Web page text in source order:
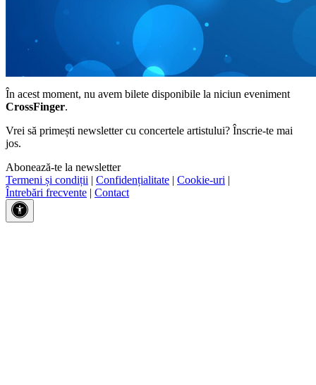
În acest moment, nu avem bilete disponibile la niciun eveniment
CrossFinger.
Vrei să primești newsletter cu concertele artistului? Înscrie-te mai
jos.
Abonează-te la newsletter
Termeni și condiții | Confidențialitate | Cookie-uri |
Întrebări frecvente | Contact